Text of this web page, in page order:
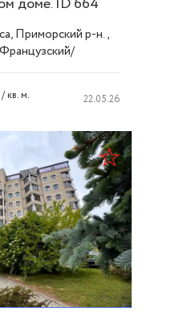
Приморский р-н.,
кв. м. 22.05.26